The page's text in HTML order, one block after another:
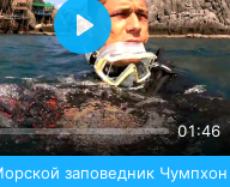
01:46
Воспроизвести